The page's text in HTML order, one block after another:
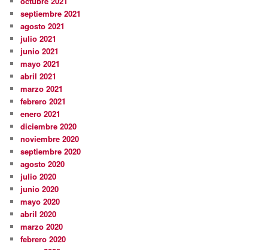
septiembre 2021
agosto 2021
julio 2021
junio 2021
mayo 2021
abril 2021
marzo 2021
febrero 2021
enero 2021
diciembre 2020
noviembre 2020
septiembre 2020
agosto 2020
julio 2020
junio 2020
mayo 2020
abril 2020
marzo 2020
febrero 2020